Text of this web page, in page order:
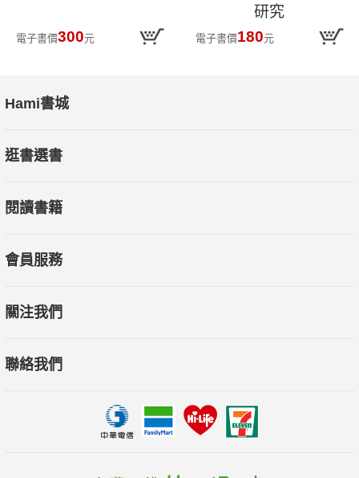
電子書價300元
研究
電子書價180元
Hami書城
逛書選書
閱讀書籍
會員服務
關注我們
聯絡我們